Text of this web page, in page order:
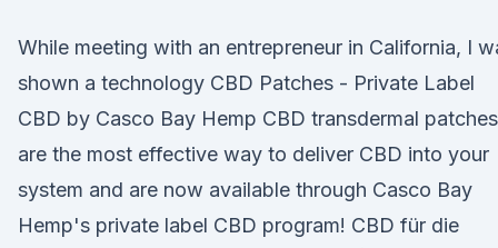
While meeting with an entrepreneur in California, I
shown a technology CBD Patches - Private Label
CBD by Casco Bay Hemp CBD transdermal patches
are the most effective way to deliver CBD into your
system and are now available through Casco Bay
Hemp's private label CBD program! CBD für die